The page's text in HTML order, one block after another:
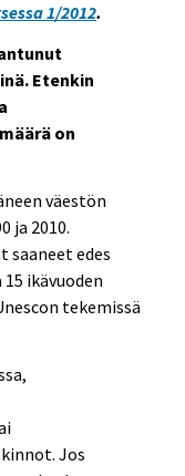
1/2012.
Etenkin
on
väestön
ja 2010.
saaneet edes
ikävuoden
tekemissä
Jos